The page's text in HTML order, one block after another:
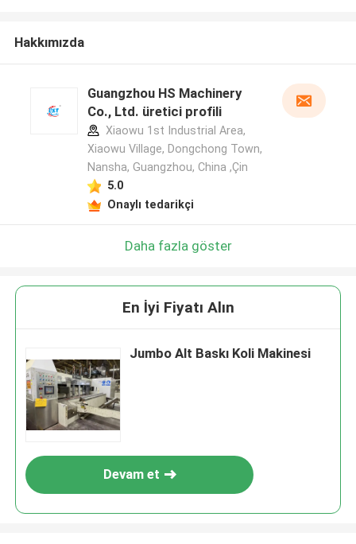
Hakkımızda
Guangzhou HS Machinery
Co., Ltd. üretici profili
Xiaowu 1st Industrial Area,
Xiaowu Village, Dongchong Town,
Nansha, Guangzhou, China ,Çin
5.0
Onaylı tedarikçi
Daha fazla göster
En İyi Fiyatı Alın
Jumbo Alt Baskı Koli Makinesi
Devam et